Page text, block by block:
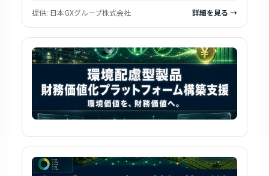
提供: 日本GXグループ株式会社 詳細を見る →